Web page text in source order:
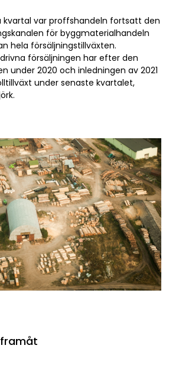
kvartal var proffshandeln fortsatt den
för byggmaterialhandeln
hela försäljningstillväxten.
försäljningen har efter den
under 2020 och inledningen av 2021
under senaste kvartalet,